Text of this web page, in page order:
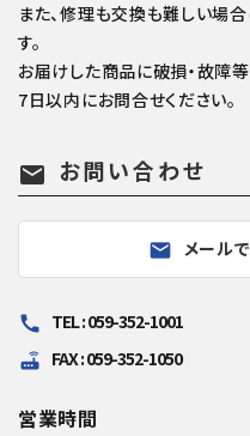
また、修理も交換も難しい場
す。
お届けした商品に破損・故障
7日以内にお問合せください。
mail お問い合わせ
mail メール
call TEL : 059-352-1001
router FAX : 059-352-1050
営業時間